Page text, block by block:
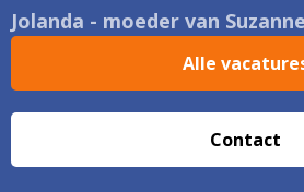
Jolanda - moeder van Suzanne
Alle
Contact